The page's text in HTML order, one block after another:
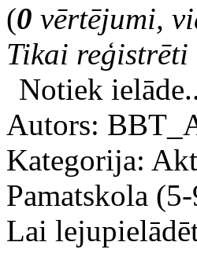
(0 vērtējumi,
Tikai
Notiek
Autors:
Kategorija:
Pamatskola
Lai